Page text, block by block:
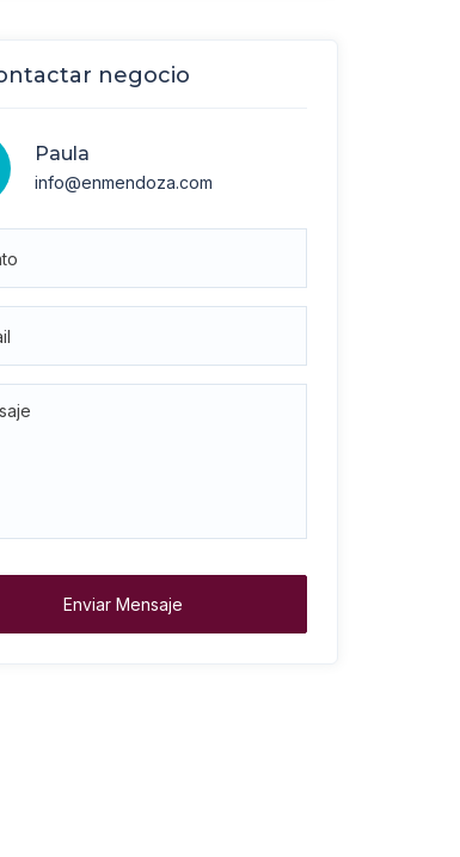
negocio
Paula
info@enmendoza.com
Enviar Mensaje